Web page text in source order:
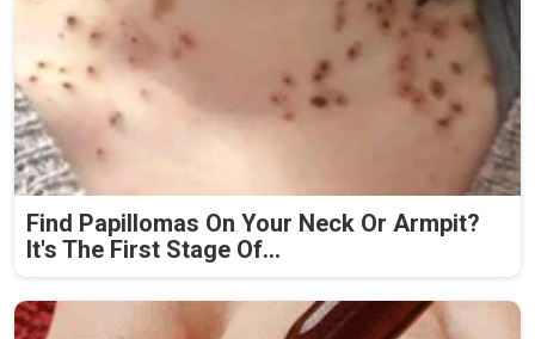
Find Papillomas On Your Neck Or Armpit?
It's The First Stage Of...